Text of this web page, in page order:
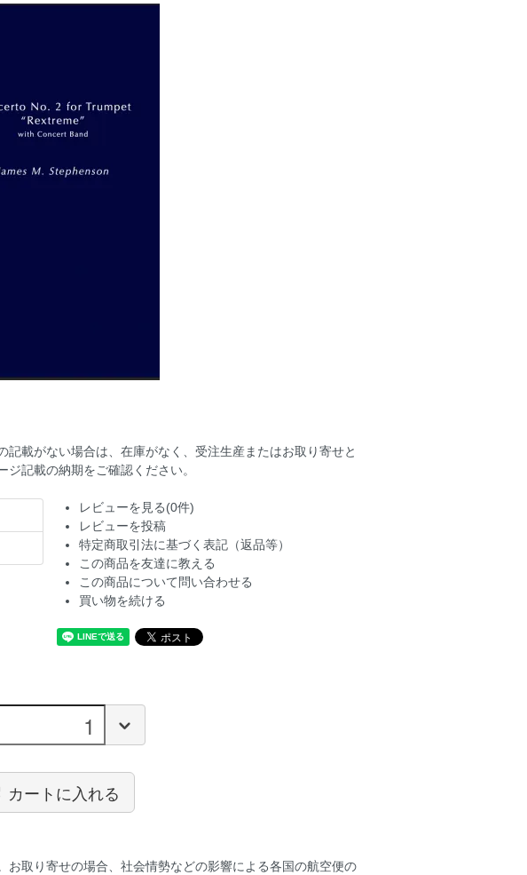
載がない場合は、在庫がなく、受注生産またはお取り寄せと
記載の納期をご確認ください。
レビューを見る(0件)
レビューを投稿
特定商取引法に基づく表記（返品等）
この商品を友達に教える
この商品について問い合わせる
買い物を続ける
カートに入れる
取り寄せの場合、社会情勢などの影響による各国の航空便の